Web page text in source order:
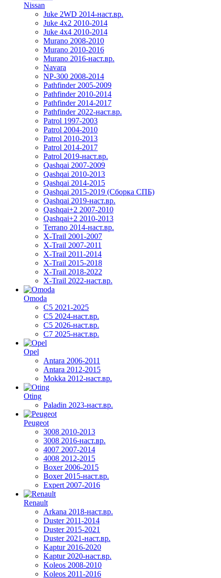
Nissan
Juke 2WD 2014-наст.вр.
Juke 4x2 2010-2014
Juke 4x4 2010-2014
Murano 2008-2010
Murano 2010-2016
Murano 2016-наст.вр.
Navara
NP-300 2008-2014
Pathfinder 2005-2009
Pathfinder 2010-2014
Pathfinder 2014-2017
Pathfinder 2022-наст.вр.
Patrol 1997-2003
Patrol 2004-2010
Patrol 2010-2013
Patrol 2014-2017
Patrol 2019-наст.вр.
Qashqai 2007-2009
Qashqai 2010-2013
Qashqai 2014-2015
Qashqai 2015-2019 (Сборка СПБ)
Qashqai 2019-наст.вр.
Qashqai+2 2007-2010
Qashqai+2 2010-2013
Terrano 2014-наст.вр.
X-Trail 2001-2007
X-Trail 2007-2011
X-Trail 2011-2014
X-Trail 2015-2018
X-Trail 2018-2022
X-Trail 2022-наст.вр.
Omoda
C5 2021-2025
C5 2024-наст.вр.
C5 2026-наст.вр.
C7 2025-наст.вр.
Opel
Antara 2006-2011
Antara 2012-2015
Mokka 2012-наст.вр.
Oting
Paladin 2023-наст.вр.
Peugeot
3008 2010-2013
3008 2016-наст.вр.
4007 2007-2014
4008 2012-2015
Boxer 2006-2015
Boxer 2015-наст.вр.
Expert 2007-2016
Renault
Arkana 2018-наст.вр.
Duster 2011-2014
Duster 2015-2021
Duster 2021-наст.вр.
Kaptur 2016-2020
Kaptur 2020-наст.вр.
Koleos 2008-2010
Koleos 2011-2016